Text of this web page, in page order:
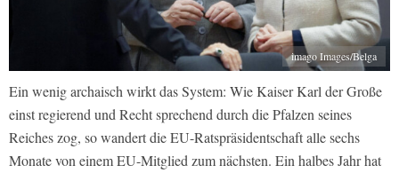
imago Images/Belga
Ein wenig archaisch wirkt das System: Wie Kaiser Karl der Große
einst regierend und Recht sprechend durch die Pfalzen seines
Reiches zog, so wandert die EU-Ratspräsidentschaft alle sechs
Monate von einem EU-Mitglied zum nächsten. Ein halbes Jahr hat